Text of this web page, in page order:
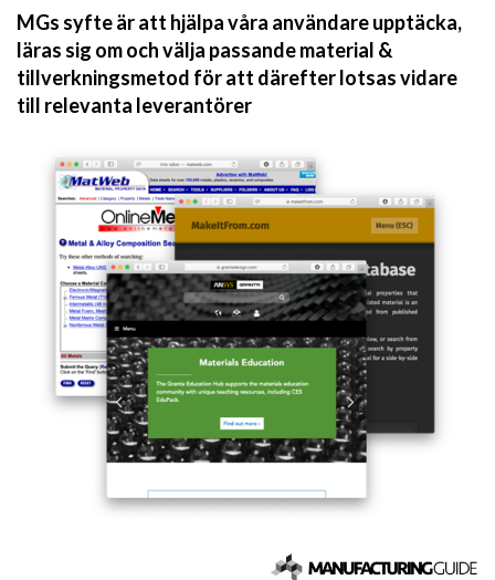
MGs syfte är att hjälpa våra användare upptäcka,
läras sig om och välja passande material &
tillverkningsmetod för att därefter lotsas vidare
till relevanta leverantörer